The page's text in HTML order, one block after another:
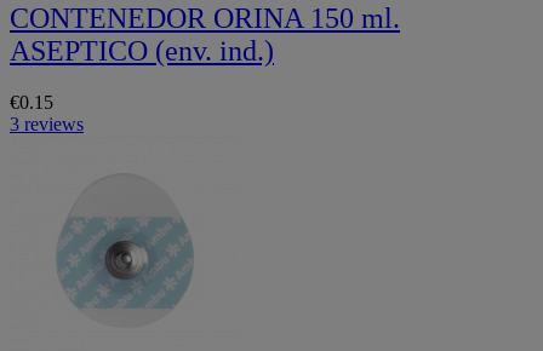
CONTENEDOR ORINA 150 ml.
ASEPTICO (env. ind.)
€0.15
3 reviews